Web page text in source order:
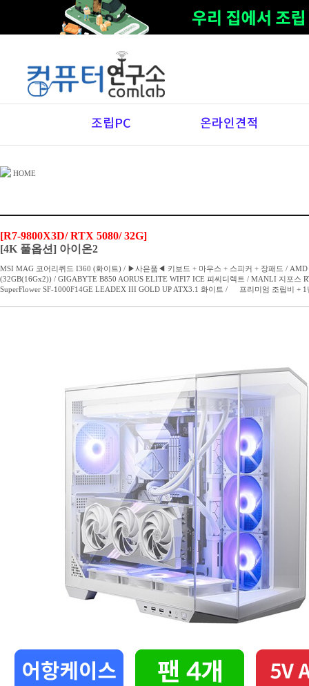
조립PC 온라인견적
HOME
[R7-9800X3D/ RTX 5080/ 32G]
[4K 풀옵션] 아이온2
MSI MAG 코어리퀴드 I360 (화이트) / ▶사은품◀ 키보드 + 마우스 + 스피커 + 장패드 /
(32GB(16Gx2)) / GIGABYTE B850 AORUS ELITE WIFI7 ICE 피씨디렉트 / MANLI 지포스
SuperFlower SF-1000F14GE LEADEX III GOLD UP ATX3.1 화이트 / 프리미엄 조립비 +